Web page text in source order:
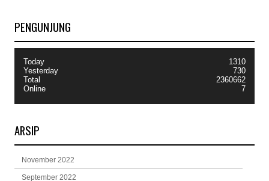
PENGUNJUNG
Today
Yesterday
Total
Online
1310
730
2360662
7
ARSIP
November 2022
September 2022